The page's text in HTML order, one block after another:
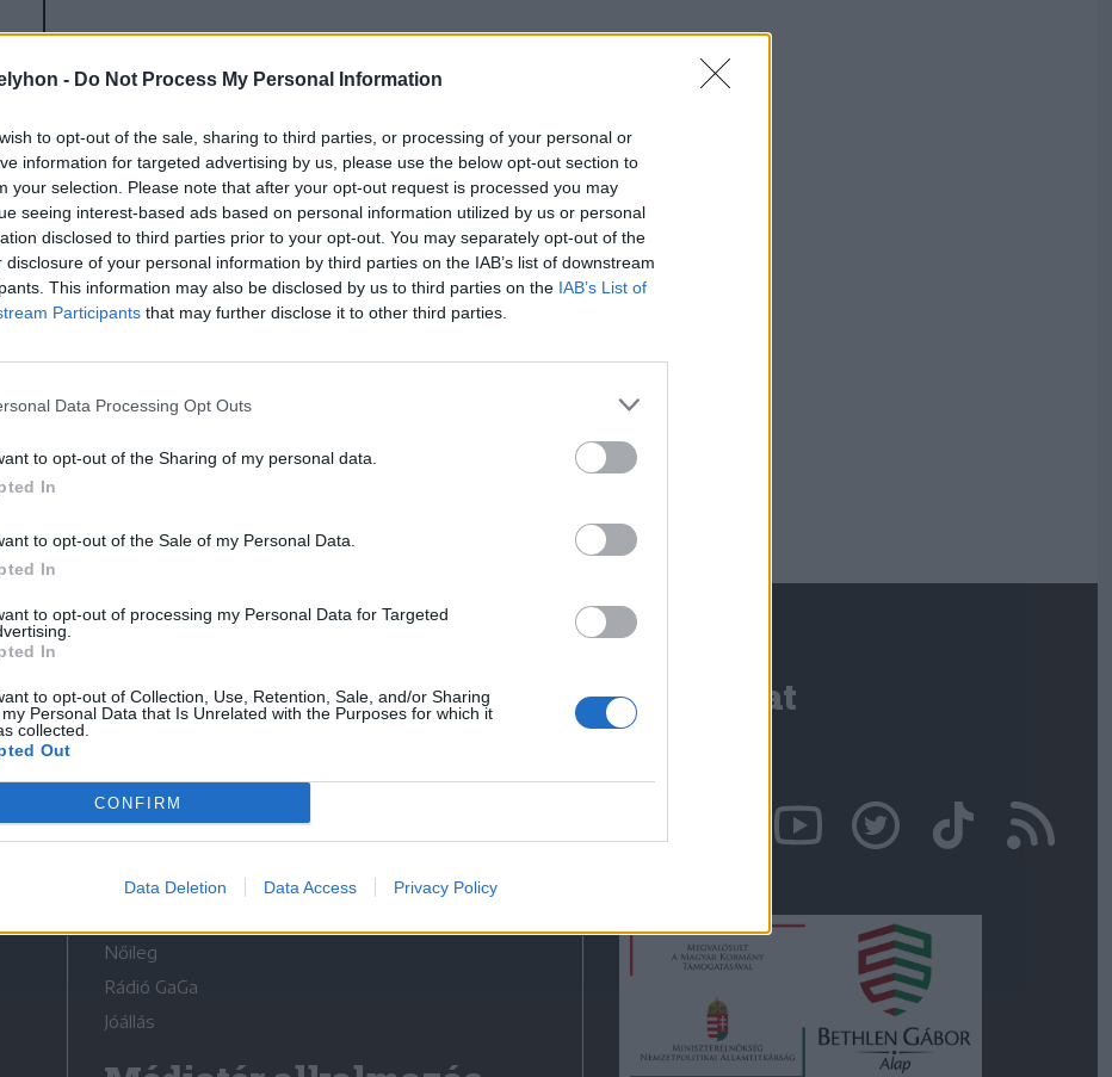
- Do Not Process My Personal Information
to opt-out of the sale, sharing to third parties, or processing of your personal or
information for targeted advertising by us, please use the below opt-out section to
your selection. Please note that after your opt-out request is processed you may
seeing interest-based ads based on personal information utilized by us or personal
disclosed to third parties prior to your opt-out. You may separately opt-out of the
disclosure of your personal information by third parties on the IAB’s list of downstream
This information may also be disclosed by us to third parties on the IAB’s List of
Participants that may further disclose it to other third parties.
Data Processing Opt Outs
to opt-out of the Sharing of my personal data.
In
to opt-out of the Sale of my Personal Data.
In
to opt-out of processing my Personal Data for Targeted
In
to opt-out of Collection, Use, Retention, Sale, and/or Sharing
Personal Data that Is Unrelated with the Purposes for which it
collected.
Out
CONFIRM
Data Deletion Data Access Privacy Policy
E-mail-cím
Jelszó
Elfelejtette a jelszavát?
BEJELENTKEZÉS
Médiatér
Liget
Krónika
Bihari Napló
Erdélyi Napló
Nőileg
Rádió GaGa
Jóállás
Kapcsolat